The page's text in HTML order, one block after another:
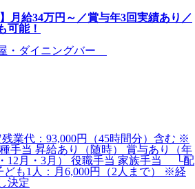
月給34万円～／賞与年3回実績あり／
可能！
・ダイニングバー
残業代：93,000円（45時間分）含む ※
手当 昇給あり（随時） 賞与あり（年
12月・3月） 役職手当 家族手当 └配
も1人：月6,000円（2人まで） ※経
決定